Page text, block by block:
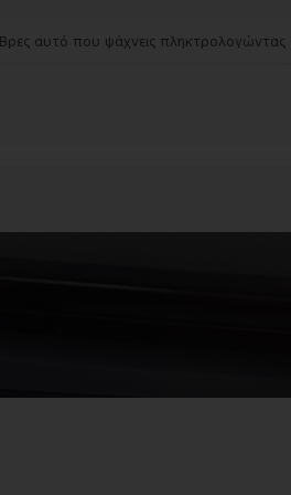
Βρες αυτό που ψάχνεις πληκτρολογώντας